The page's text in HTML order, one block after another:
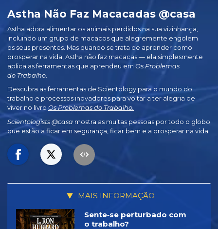
Astha Não Faz Macacadas @casa
Astha adora alimentar os animais perdidos na sua vizinhança,
incluindo um grupo de macacos que alegremente engolem
os seus presentes. Mas quando se trata de aprender como
prosperar na vida, Astha não faz macacas — ela simplesmente
aplica as ferramentas que aprendeu em Os Problemas
do Trabalho
Descubra as ferramentas de Scientology para o mundo do
trabalho e processos inovadores para voltar a ter alegria de
viver no livro Os Problemas do Trabalho.
Scientologists @casa mostra as muitas pessoas por todo o globo
que estão a ficar em segurança, ficar bem e a prosperar na vida.
MAIS INFORMAÇÃO
Sente‑se perturbado com
o trabalho?